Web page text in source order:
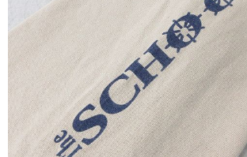
Search by Maniacマニアックから探す
バンド
Tシャツ
アニメ
Tシャツ
USA製
ボロ
すべてのマニアックを見る